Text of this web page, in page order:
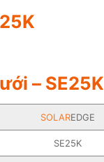
– SE25K
SOLAREDGE
SE25K